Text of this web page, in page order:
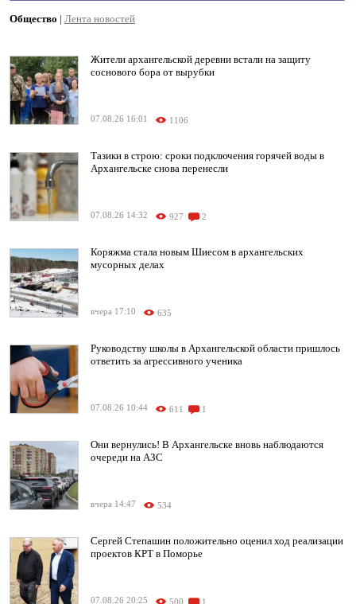
Общество | Лента новостей
Жители архангельской деревни встали на защиту
соснового бора от вырубки
07.08.26 16:01 1106
Тазики в строю: сроки подключения горячей воды в
Архангельске снова перенесли
07.08.26 14:32 927 2
Коряжма стала новым Шиесом в архангельских
мусорных делах
вчера 17:10 635
Руководству школы в Архангельской области пришлось
ответить за агрессивного ученика
07.08.26 10:44 611 1
Они вернулись! В Архангельске вновь наблюдаются
очереди на АЗС
вчера 14:47 534
Сергей Степашин положительно оценил ход реализации
проектов КРТ в Поморье
07.08.26 20:25 500 1